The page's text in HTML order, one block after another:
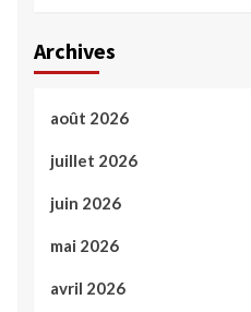
Archives
août 2026
juillet 2026
juin 2026
mai 2026
avril 2026